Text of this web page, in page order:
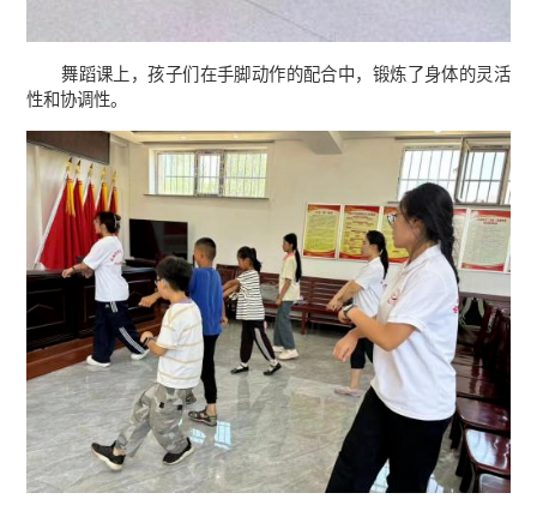
舞蹈课上，孩子们在手脚动作的配合中，锻炼了身体的灵活
性和协调性。